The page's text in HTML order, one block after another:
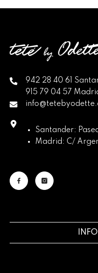
942 28 40 61
915 79 04 57
Santander:
Madrid: C/